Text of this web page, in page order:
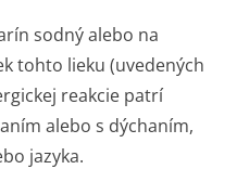
sodný alebo na
tohto lieku (uvedených
reakcie patrí
alebo s dýchaním,
jazyka.